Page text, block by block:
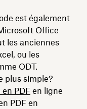
est également
Office
les anciennes
ou les
ODT.
plus simple?
PDF en ligne
PDF en